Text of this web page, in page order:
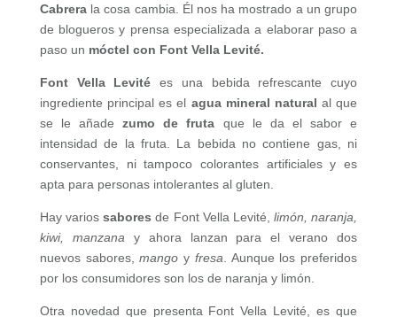
Cabrerala cosa cambia. Él nos ha mostrado a un grupo
de blogueros y prensa especializada a elaborar paso a
paso un móctel con Font Vella Levité.
Font Vella Levité es una bebida refrescante cuyo
ingrediente principal es el agua mineral natural al que
se le añadezumo de fruta que le da el sabor e
intensidad de la fruta. La bebida no contiene gas, ni
conservantes, ni tampoco colorantes artificiales y es
apta para personas intolerantes al gluten.
Hay variossabores de Font Vella Levité,limón, naranja,
kiwi, manzana y ahora lanzan para el verano dos
nuevos sabores,mango y fresa . Aunque los preferidos
por los consumidores son los de naranja y limón.
Otra novedad que presenta Font Vella Levité, es que